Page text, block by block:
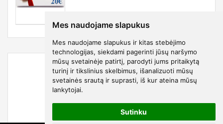
Mes naudojame slapukus
Mes naudojame slapukus ir kitas stebėjimo
technologijas, siekdami pagerinti jūsų naršymo
mūsų svetainėje patirtį, parodyti jums pritaikytą
turinį ir tikslinius skelbimus, išanalizuoti mūsų
svetainės srautą ir suprasti, iš kur ateina mūsų
lankytojai.
Sutinku